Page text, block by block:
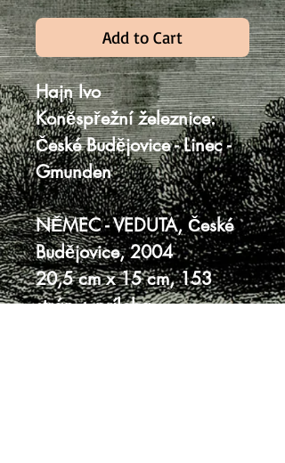
Add to Cart
Hajn Ivo
Koněspřežní železnice:
České Budějovice - Linec -
Gmunden
NĚMEC - VEDUTA, České
Budějovice, 2004
20,5 cm x 15 cm, 153
strán + príloha